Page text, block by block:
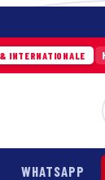
Hier ·
WHATSAPP